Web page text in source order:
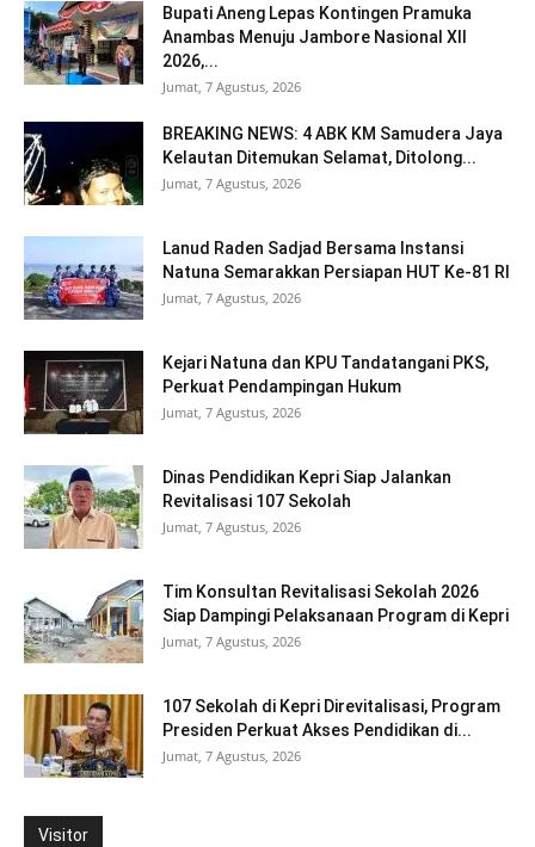
Bupati Aneng Lepas Kontingen Pramuka
Anambas Menuju Jambore Nasional XII
2026,...
Jumat, 7 Agustus, 2026
BREAKING NEWS: 4 ABK KM Samudera Jaya
Kelautan Ditemukan Selamat, Ditolong...
Jumat, 7 Agustus, 2026
Lanud Raden Sadjad Bersama Instansi
Natuna Semarakkan Persiapan HUT Ke-81 RI
Jumat, 7 Agustus, 2026
Kejari Natuna dan KPU Tandatangani PKS,
Perkuat Pendampingan Hukum
Jumat, 7 Agustus, 2026
Dinas Pendidikan Kepri Siap Jalankan
Revitalisasi 107 Sekolah
Jumat, 7 Agustus, 2026
Tim Konsultan Revitalisasi Sekolah 2026
Siap Dampingi Pelaksanaan Program di Kepri
Jumat, 7 Agustus, 2026
107 Sekolah di Kepri Direvitalisasi, Program
Presiden Perkuat Akses Pendidikan di...
Jumat, 7 Agustus, 2026
Visitor